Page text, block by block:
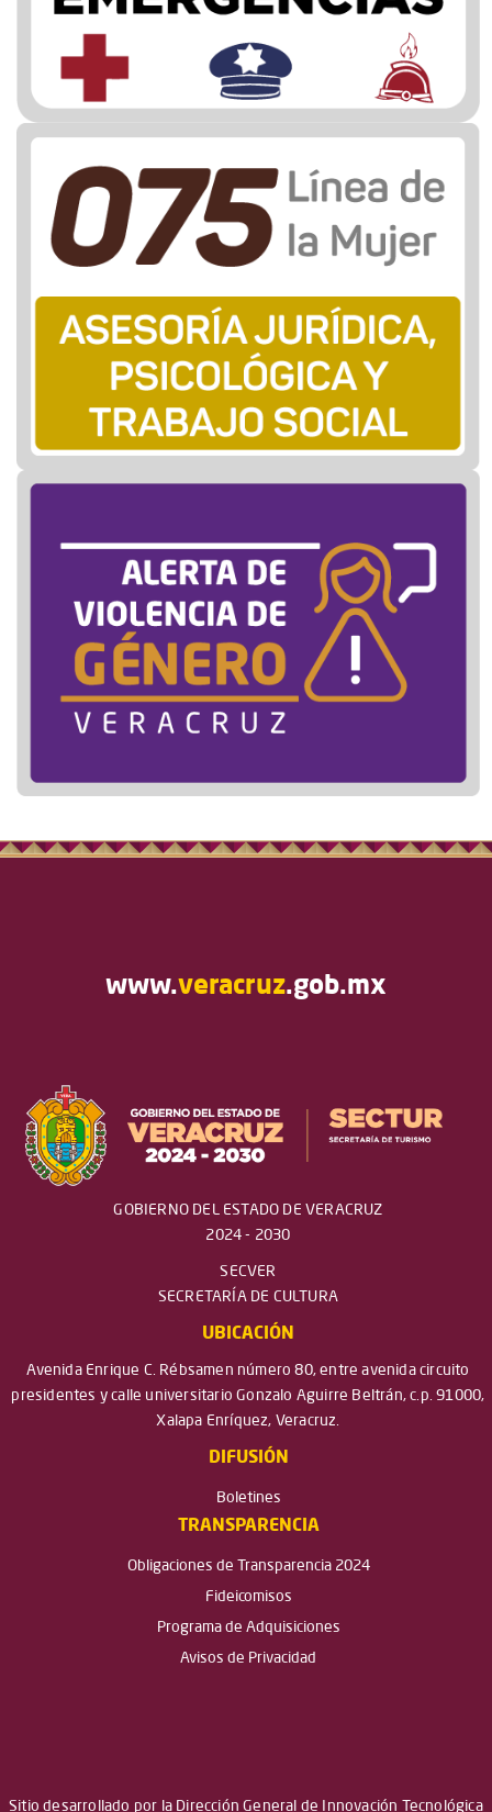
www.veracruz.gob.mx
GOBIERNO DEL ESTADO DE VERACRUZ
2024 - 2030
SECVER
SECRETARÍA DE CULTURA
UBICACIÓN
Avenida Enrique C. Rébsamen número 80, entre avenida circuito
presidentes y calle universitario Gonzalo Aguirre Beltrán, c.p. 91000,
Xalapa Enríquez, Veracruz.
DIFUSIÓN
Boletines
TRANSPARENCIA
Obligaciones de Transparencia 2024
Fideicomisos
Programa de Adquisiciones
Avisos de Privacidad
Sitio desarrollado por la Dirección General de Innovación Tecnológica